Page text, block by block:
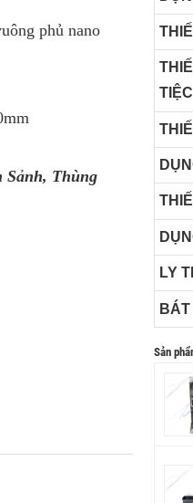
phủ nano
Sảnh, Thùng
LY
Sản